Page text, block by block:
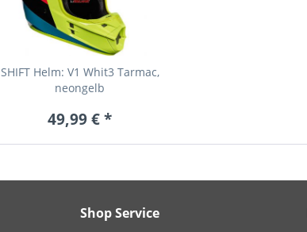
SHIFT Helm: V1 Whit3 Tarmac,
neongelb
49,99 € *
Shop Service